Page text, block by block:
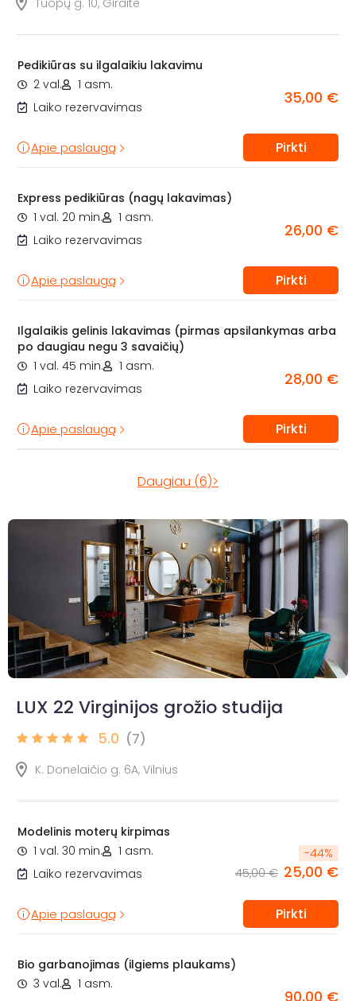
Tuopų g. 10, Giraitė
Pedikiūras su ilgalaikiu lakavimu
2 val.
1 asm.
Laiko rezervavimas
35,00 €
Apie paslaugą Pirkti
Express pedikiūras (nagų lakavimas)
1 val. 20 min.
1 asm.
Laiko rezervavimas
26,00 €
Apie paslaugą Pirkti
Ilgalaikis gelinis lakavimas (pirmas apsilankymas arba
po daugiau negu 3 savaičių)
1 val. 45 min.
1 asm.
Laiko rezervavimas
28,00 €
Apie paslaugą Pirkti
Daugiau (6)>
LUX 22 Virginijos grožio studija
5.0 (7)
K. Donelaičio g. 6A, Vilnius
Modelinis moterų kirpimas
1 val. 30 min.
1 asm.
Laiko rezervavimas
-44%
45,00 € 25,00 €
Apie paslaugą Pirkti
Bio garbanojimas (ilgiems plaukams)
3 val.
1 asm.
90,00 €